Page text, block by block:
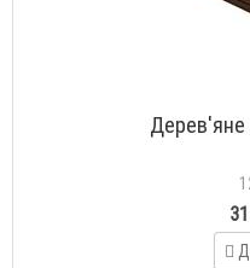
Дерев'яне